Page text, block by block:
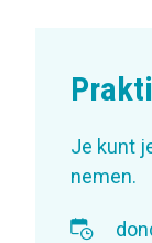
Je kunt
nemen.